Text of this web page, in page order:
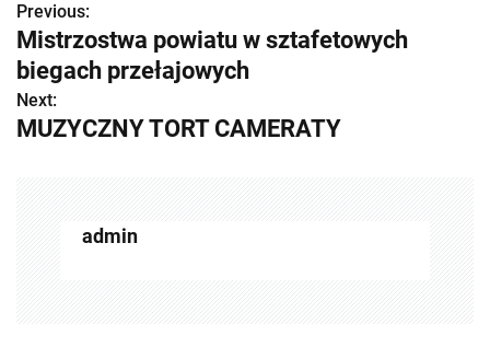
Z
o
b
a
Previous:
Mistrzostwa powiatu w sztafetowych
biegach przełajowych
Next:
MUZYCZNY TORT CAMERATY
admin